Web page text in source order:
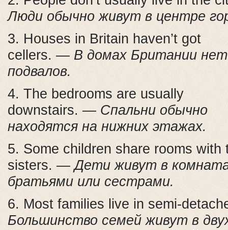
Люди обычно живут в центре
3. Houses in Britain haven’t got
cellers. — В домах Британии нет
подвалов.
4. The bedrooms are usually
downstairs. — Спальни обычно
находятся на нижних этажах.
5. Some children share rooms with
sisters. —Дети живут в
братьями или сестрами.
6. Most families live in semi-
Большинство семей живут в